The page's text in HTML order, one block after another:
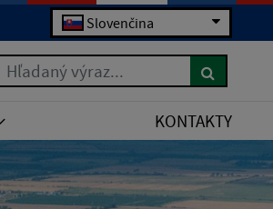
Slovenčina
Hľadaný výraz...
KONTAKTY